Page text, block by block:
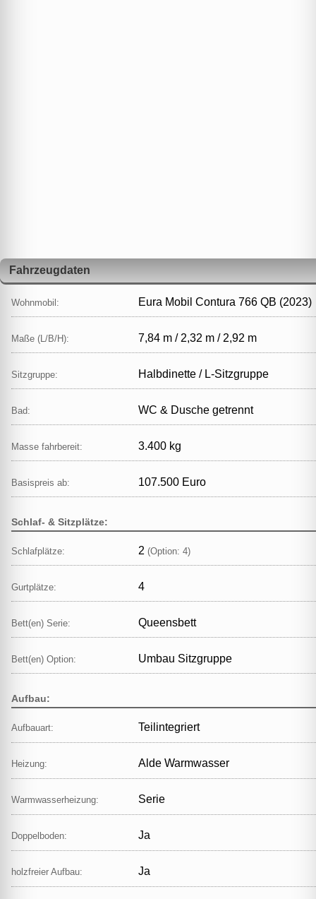
Fahrzeugdaten
Wohnmobil: Eura Mobil Contura 766 QB (2023)
Maße (L/B/H): 7,84 m / 2,32 m / 2,92 m
Sitzgruppe: Halbdinette / L‑Sitzgruppe
Bad: WC & Dusche getrennt
Masse fahrbereit: 3.400 kg
Basispreis ab: 107.500 Euro
Schlaf- & Sitzplätze:
Schlafplätze: 2 (Option: 4)
Gurtplätze: 4
Bett(en) Serie: Queensbett
Bett(en) Option: Umbau Sitzgruppe
Aufbau:
Aufbauart: Teilintegriert
Heizung: Alde Warmwasser
Warmwasserheizung: Serie
Doppelboden: Ja
holzfreier Aufbau: Ja